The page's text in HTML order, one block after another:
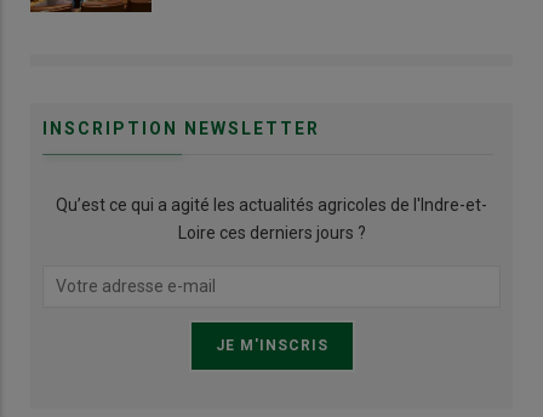
INSCRIPTION NEWSLETTER
Qu’est ce qui a agité les actualités agricoles de l'Indre-et-
Loire ces derniers jours ?